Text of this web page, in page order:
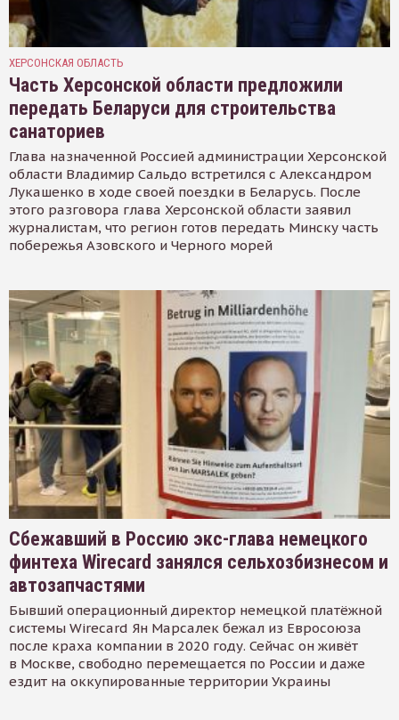
ХЕРСОНСКАЯ ОБЛАСТЬ
Часть Херсонской области предложили
передать Беларуси для строительства
санаториев
Глава назначенной Россией администрации Херсонской
области Владимир Сальдо встретился с Александром
Лукашенко в ходе своей поездки в Беларусь. После
этого разговора глава Херсонской области заявил
журналистам, что регион готов передать Минску часть
побережья Азовского и Черного морей
Сбежавший в Россию экс-глава немецкого
финтеха Wirecard занялся сельхозбизнесом и
автозапчастями
Бывший операционный директор немецкой платёжной
системы Wirecard Ян Марсалек бежал из Евросоюза
после краха компании в 2020 году. Сейчас он живёт
в Москве, свободно перемещается по России и даже
ездит на оккупированные территории Украины